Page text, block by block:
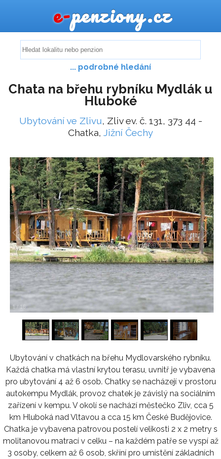
e-penziony.cz
... podrobné hledání
Chata na břehu rybníku Mydlák u
Hluboké
Ubytování ve Zlivu, Zliv ev. č. 131, 373 44 -
Chatka, Jižní Čechy
1 / 16
Ubytování v chatkách na břehu Mydlovarského rybníku.
Každá chatka má vlastní krytou terasu, uvnitř je vybavena
pro ubytování 4 až 6 osob. Chatky se nacházejí v prostoru
autokempu Mydlák, provoz chatek je závislý na sociálním
zařízení v kempu. V okolí se nachází městečko Zliv, cca 5
km Hluboká nad Vltavou a cca 15 km České Budějovice.
Chatka je vybavena patrovou postelí velikosti 2 x 2 metry s
molitanovou matrací v celku – na každém patře se vyspí až
3 osoby, celkem až 6 osob, skříní pro umístění základních